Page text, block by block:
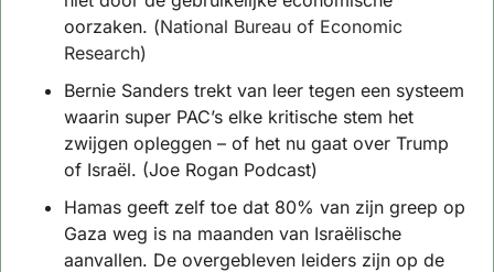
oorzaken. (National Bureau of Economic
Research)
Bernie Sanders trekt van leer tegen een systeem
waarin super PAC’s elke kritische stem het
zwijgen opleggen – of het nu gaat over Trump
of Israël. (Joe Rogan Podcast)
Hamas geeft zelf toe dat 80% van zijn greep op
Gaza weg is na maanden van Israëlische
aanvallen. De overgebleven leiders zijn op de